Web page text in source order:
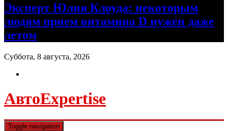
Эксперт Юлия Клоуда: некоторым
людям прием витамина D нужен даже
летом
Суббота, 8 августа, 2026
АвтоExpertise
Toggle navigation